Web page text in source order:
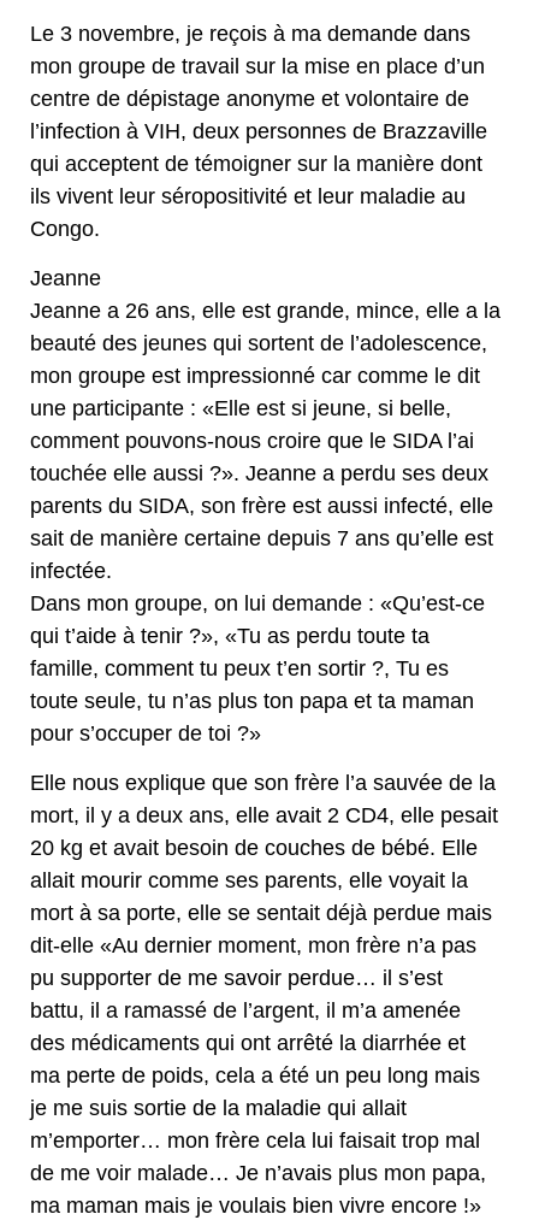
Le 3 novembre, je reçois à ma demande dans
mon groupe de travail sur la mise en place d’un
centre de dépistage anonyme et volontaire de
l’infection à VIH, deux personnes de Brazzaville
qui acceptent de témoigner sur la manière dont
ils vivent leur séropositivité et leur maladie au
Congo.
Jeanne
Jeanne a 26 ans, elle est grande, mince, elle a la
beauté des jeunes qui sortent de l’adolescence,
mon groupe est impressionné car comme le dit
une participante : «Elle est si jeune, si belle,
comment pouvons-nous croire que le SIDA l’ai
touchée elle aussi ?». Jeanne a perdu ses deux
parents du SIDA, son frère est aussi infecté, elle
sait de manière certaine depuis 7 ans qu’elle est
infectée.
Dans mon groupe, on lui demande : «Qu’est-ce
qui t’aide à tenir ?», «Tu as perdu toute ta
famille, comment tu peux t’en sortir ?, Tu es
toute seule, tu n’as plus ton papa et ta maman
pour s’occuper de toi ?»
Elle nous explique que son frère l’a sauvée de la
mort, il y a deux ans, elle avait 2 CD4, elle pesait
20 kg et avait besoin de couches de bébé. Elle
allait mourir comme ses parents, elle voyait la
mort à sa porte, elle se sentait déjà perdue mais
dit-elle «Au dernier moment, mon frère n’a pas
pu supporter de me savoir perdue… il s’est
battu, il a ramassé de l’argent, il m’a amenée
des médicaments qui ont arrêté la diarrhée et
ma perte de poids, cela a été un peu long mais
je me suis sortie de la maladie qui allait
m’emporter… mon frère cela lui faisait trop mal
de me voir malade… Je n’avais plus mon papa,
ma maman mais je voulais bien vivre encore !»